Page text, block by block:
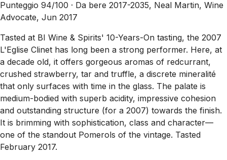
Punteggio 94/100 · Da bere 2017-2035, Neal Martin, Wine
Advocate, Jun 2017
Tasted at BI Wine & Spirits' 10-Years-On tasting, the 2007
L'Eglise Clinet has long been a strong performer. Here, at
a decade old, it offers gorgeous aromas of redcurrant,
crushed strawberry, tar and truffle, a discrete mineralité
that only surfaces with time in the glass. The palate is
medium-bodied with superb acidity, impressive cohesion
and outstanding structure (for a 2007) towards the finish.
It is brimming with sophistication, class and character—
one of the standout Pomerols of the vintage. Tasted
February 2017.